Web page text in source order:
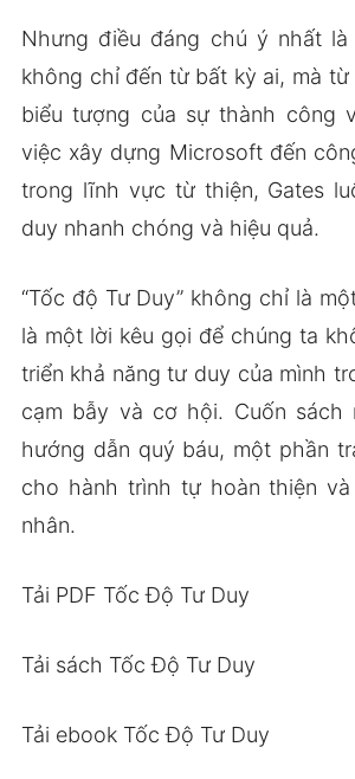
Nhưng điều đáng chú ý nhất là
không chỉ đến từ bất kỳ ai, mà từ
biểu tượng của sự thành công
việc xây dựng Microsoft đến
trong lĩnh vực từ thiện, Gates
duy nhanh chóng và hiệu quả.
“Tốc độ Tư Duy” không chỉ là
là một lời kêu gọi để chúng ta
triển khả năng tư duy của mình
cạm bẫy và cơ hội. Cuốn sách
hướng dẫn quý báu, một phần
cho hành trình tự hoàn thiện
nhân.
Tải PDF Tốc Độ Tư Duy
Tải sách Tốc Độ Tư Duy
Tải ebook Tốc Độ Tư Duy